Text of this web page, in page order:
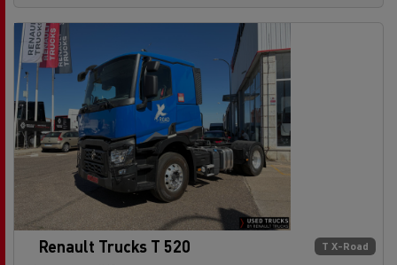
T X-Road
Renault Trucks T 520